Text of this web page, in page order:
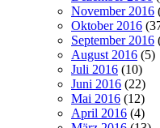
November 2016
Oktober 2016
September 2016
August 2016 (5)
Juli 2016 (10)
Juni 2016 (22)
Mai 2016 (12)
April 2016 (4)